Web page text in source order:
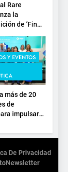
Rare
la
de ‘Find
en
de
Y EVENTOS
más de 20
de
impulsar
futuro del
De Privacidad
Newsletter